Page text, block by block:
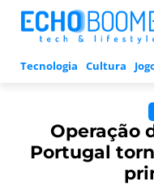
Tecnologia Cultura
Operação
Portugal